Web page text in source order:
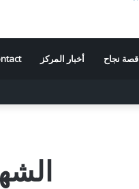
قصة نجاح أخبار المركز